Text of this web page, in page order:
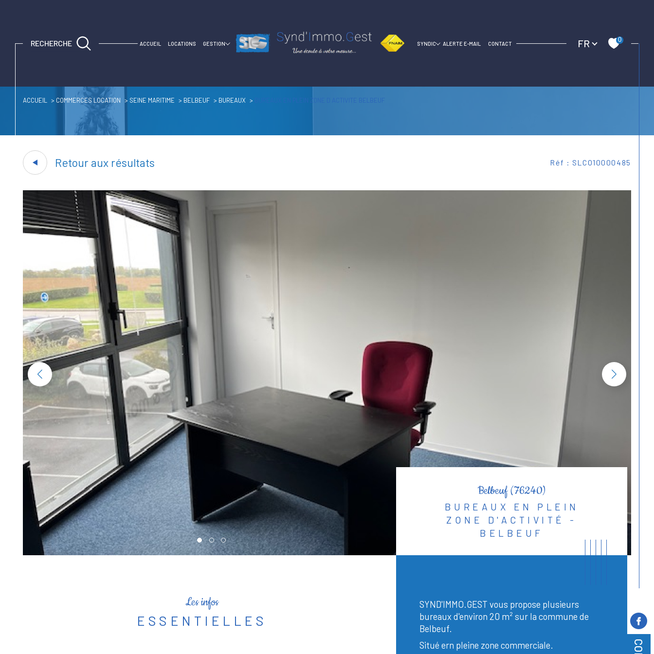
ACCUEIL LOCATIONS GESTION SYNDIC ALERTE E-MAIL CONTACT
RECHERCHE Langue
FR 0
ACCUEIL COMMERCES LOCATION SEINE MARITIME BELBEUF BUREAUX BUREAUX EN PLEIN ZONE D ACTIVITE BELBEUF
Retour aux résultats Réf : SLCO10000485
Belbeuf (76240)
BUREAUX EN PLEIN
ZONE D'ACTIVITÉ -
BELBEUF
Les infos
ESSENTIELLES
SYND'IMMO.GEST vous propose plusieurs
bureaux d'environ 20 m² sur la commune de
Belbeuf.
Situé ern pleine zone commerciale.